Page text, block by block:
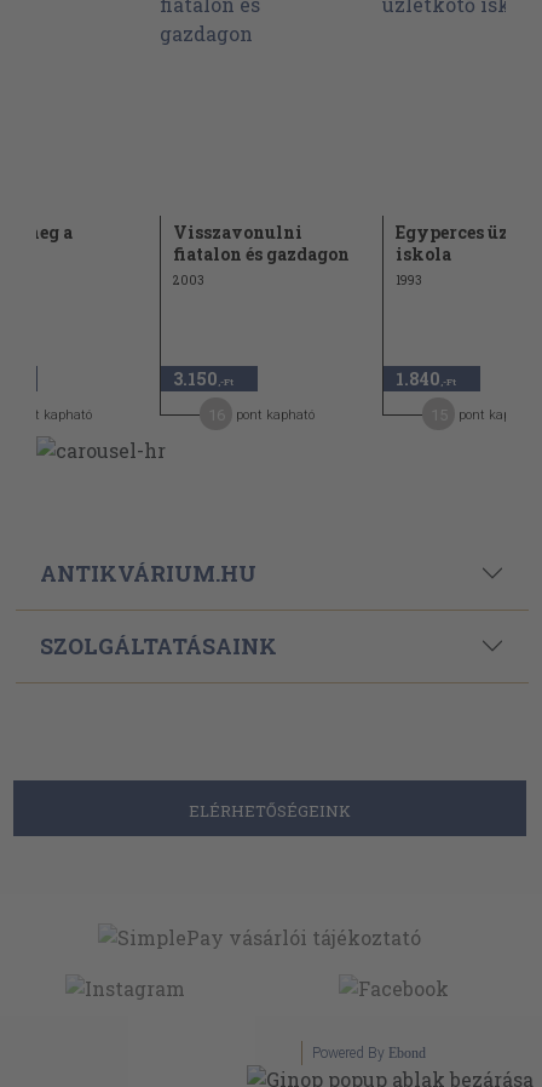
meg a
pont kapható
Visszavonulni
fiatalon és gazdagon
2003
3.150 ,-Ft
pont kapható
Egyperces
iskola
1993
1.840 ,-Ft
pont kapható
ANTIKVÁRIUM.HU
SZOLGÁLTATÁSAINK
ELÉRHETŐSÉGEINK
Powered By Ebond